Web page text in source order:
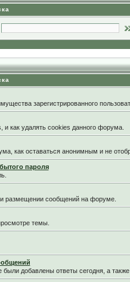
зарегистрированного
как удалять cookies данного форума.
как оставаться анонимным и не
пароля
размещении сообщений на форуме.
темы.
были добавлены ответы сегодня, а